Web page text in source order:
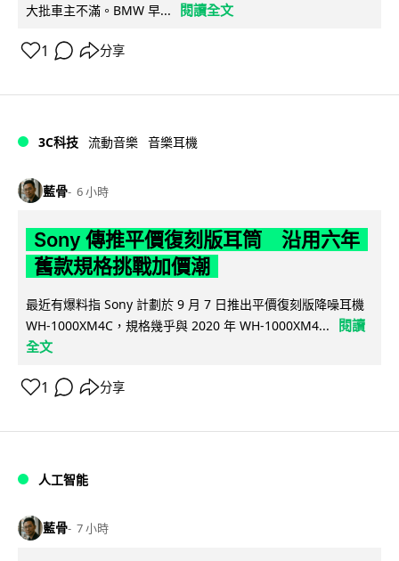
大批車主不滿。BMW 早...
閱讀全文
1 分享
3C科技 流動音樂 音樂耳機
藍骨 6 小時
Sony 傳推平價復刻版耳筒 沿用六年
舊款規格挑戰加價潮
最近有爆料指 Sony 計劃於 9 月 7 日推出平價復刻版降噪耳機
WH-1000XM4C，規格幾乎與 2020 年 WH-1000XM4...
閱讀
全文
1 分享
人工智能
藍骨 7 小時